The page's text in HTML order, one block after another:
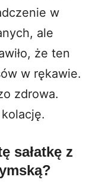
w
ale
że ten
w rękawie.
zdrowa.
sałatkę z